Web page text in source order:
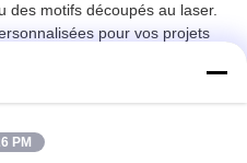
des motifs découpés au laser.
pour vos projets
PM